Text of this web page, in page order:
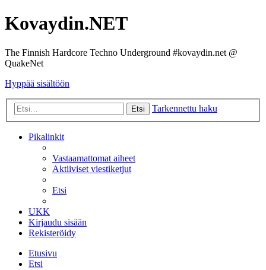
Kovaydin.NET
The Finnish Hardcore Techno Underground #kovaydin.net @
QuakeNet
Hyppää sisältöön
Etsi Tarkennettu haku
Pikalinkit
Vastaamattomat aiheet
Aktiiviset viestiketjut
Etsi
UKK
Kirjaudu sisään
Rekisteröidy
Etusivu
Etsi